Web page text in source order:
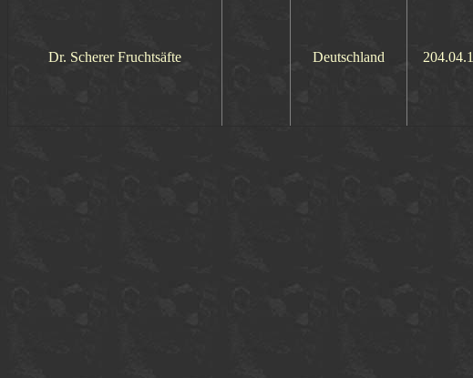
Dr. Scherer Fruchtsäfte Deutschland 204.04.1